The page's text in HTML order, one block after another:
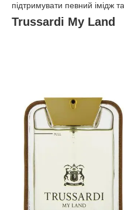
підтримувати певний імідж
Trussardi My Land